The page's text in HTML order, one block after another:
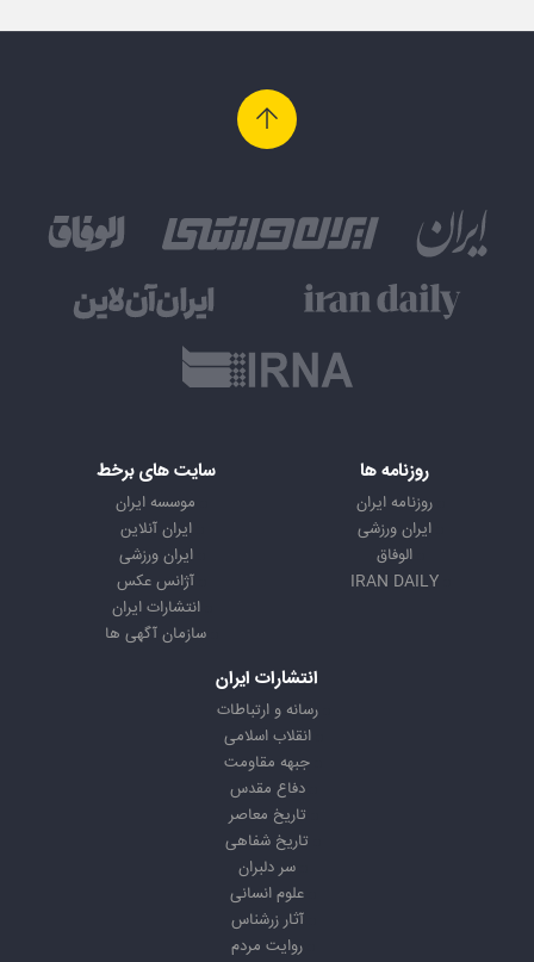
روزنامه ها
روزنامه ایران
ایران ورزشی
الوفاق
IRAN DAILY
سایت های برخط
موسسه ایران
ایران آنلاین
ایران ورزشی
آژانس عکس
انتشارات ایران
سازمان آگهی ها
انتشارات ایران
رسانه و ارتباطات
انقلاب اسلامی
جبهه مقاومت
دفاع مقدس
تاریخ معاصر
تاریخ شفاهی
سر دلبران
علوم انسانی
آثار زرشناس
روایت مردم